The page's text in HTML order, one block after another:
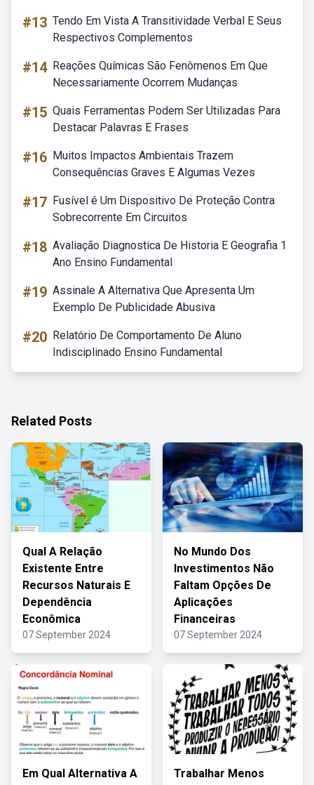
#13 Tendo Em Vista A Transitividade Verbal E Seus
Respectivos Complementos
#14 Reações Químicas São Fenômenos Em Que
Necessariamente Ocorrem Mudanças
#15 Quais Ferramentas Podem Ser Utilizadas Para
Destacar Palavras E Frases
#16 Muitos Impactos Ambientais Trazem
Consequências Graves E Algumas Vezes
#17 Fusível é Um Dispositivo De Proteção Contra
Sobrecorrente Em Circuitos
#18 Avaliação Diagnostica De Historia E Geografia 1
Ano Ensino Fundamental
#19 Assinale A Alternativa Que Apresenta Um
Exemplo De Publicidade Abusiva
#20 Relatório De Comportamento De Aluno
Indisciplinado Ensino Fundamental
Related Posts
Qual A Relação
Existente Entre
Recursos Naturais E
Dependência
Econômica
07 September 2024
No Mundo Dos
Investimentos Não
Faltam Opções De
Aplicações
Financeiras
07 September 2024
Em Qual Alternativa A
Trabalhar Menos